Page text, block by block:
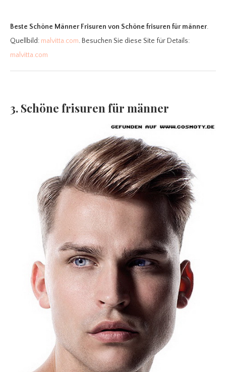
Beste Schöne Männer Frisuren von Schöne frisuren für männer.
Quellbild: malvitta.com. Besuchen Sie diese Site für Details:
malvitta.com
3. Schöne frisuren für männer